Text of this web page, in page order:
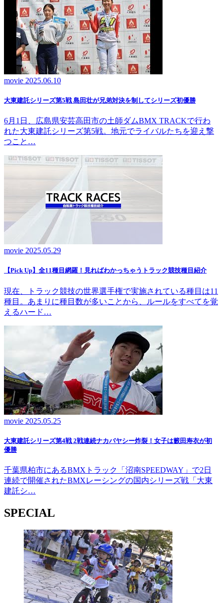
movie 2025.06.10
大東建託シリーズ第5戦 島田壮が兄弟対決を制してシリーズ初優勝
6月1日、広島県安芸高田市の土師ダムBMX TRACKで行わ
れた大東建託シリーズ第5戦。地元でライバルたちを迎え撃
つこと…
movie 2025.05.29
【Pick Up】全11種目網羅！見ればわかっちゃうトラック競技種目紹介
現在、トラック競技の世界選手権で実施されている種目は11
種目。あまりに種目数が多いことから、ルールをすべてを覚
えるハード…
movie 2025.05.25
大東建託シリーズ第4戦 2戦連続ナカバヤシー炸裂！女子は籔田寿衣が初
優勝
千葉県柏市にあるBMXトラック「沼南SPEEDWAY」で2日
連続で開催されたBMXレーシングの国内シリーズ戦「大東
建託シ…
SPECIAL